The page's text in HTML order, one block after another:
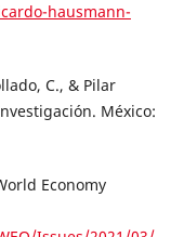
hausmann-
C., & Pilar
México:
Economy